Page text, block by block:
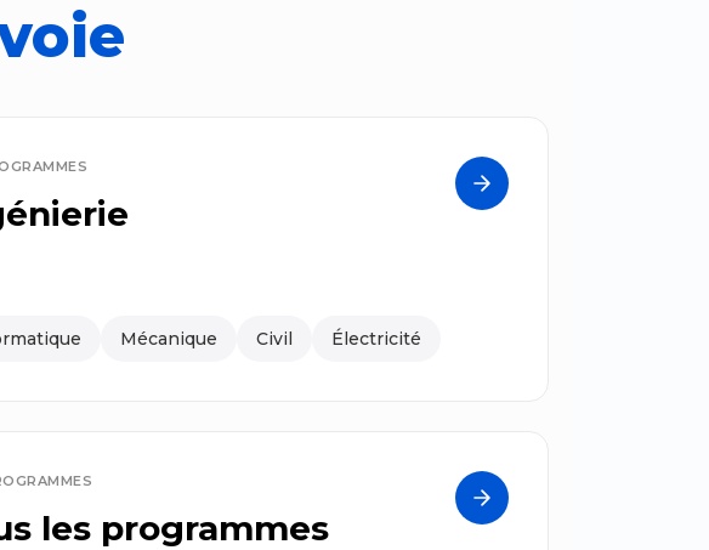
Mécanique Civil Électricité
les programmes